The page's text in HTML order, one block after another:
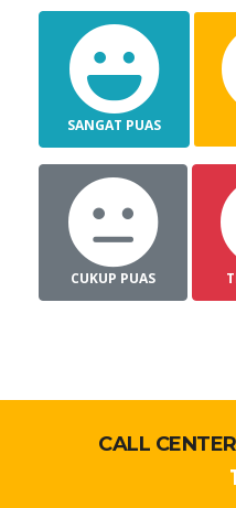
SANGAT PUAS
CUKUP PUAS
CALL